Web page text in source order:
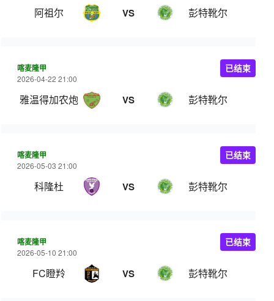
阿祖尔 VS 彭特靴尔
喀麦隆甲
2026-04-22 21:00
雅温得加农炮 VS 彭特靴尔
已结束
喀麦隆甲
2026-05-03 21:00
科隆杜 VS 彭特靴尔
已结束
喀麦隆甲
2026-05-10 21:00
FC瞪羚 VS 彭特靴尔
已结束